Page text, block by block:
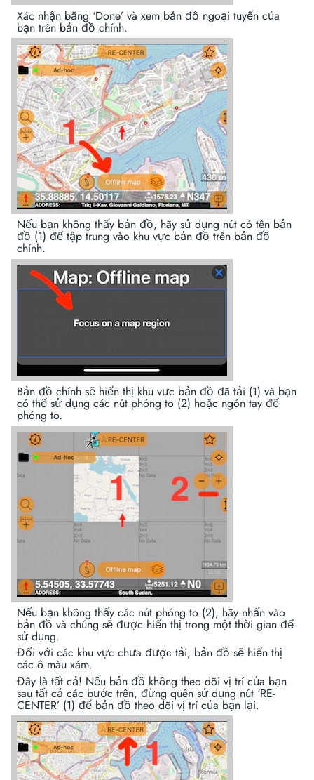
Xác nhận bằng ‘Done’ và xem bản đồ ngoại tuyến của
bạn trên bản đồ chính.
Nếu bạn không thấy bản đồ, hãy sử dụng nút có tên bản
đồ (1) để tập trung vào khu vực bản đồ trên bản đồ
chính.
Bản đồ chính sẽ hiển thị khu vực bản đồ đã tải (1) và bạn
có thể sử dụng các nút phóng to (2) hoặc ngón tay để
phóng to.
Nếu bạn không thấy các nút phóng to (2), hãy nhấn vào
bản đồ và chúng sẽ được hiển thị trong một thời gian để
sử dụng.
Đối với các khu vực chưa được tải, bản đồ sẽ hiển thị
các ô màu xám.
Đây là tất cả! Nếu bản đồ không theo dõi vị trí của bạn
sau tất cả các bước trên, đừng quên sử dụng nút ‘RE-
CENTER’ (1) để bản đồ theo dõi vị trí của bạn lại.